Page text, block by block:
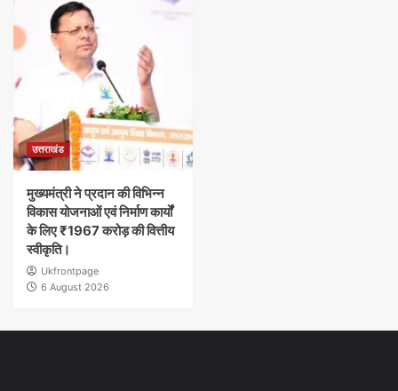
उत्तराखंड
मुख्यमंत्री ने प्रदान की विभिन्न
विकास योजनाओं एवं निर्माण कार्यों
के लिए ₹1967 करोड़ की वित्तीय
स्वीकृति।
Ukfrontpage
6 August 2026